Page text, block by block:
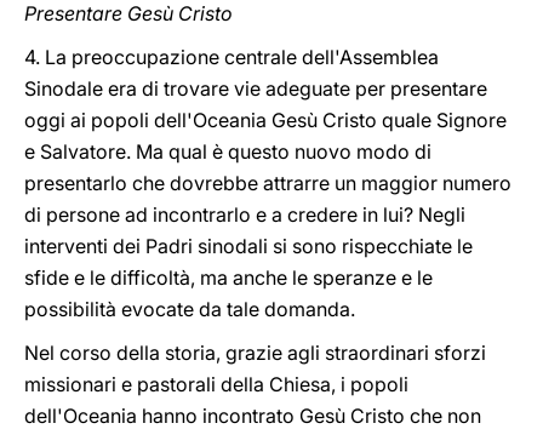
Presentare Gesù Cristo
4. La preoccupazione centrale dell'Assemblea
Sinodale era di trovare vie adeguate per presentare
oggi ai popoli dell'Oceania Gesù Cristo quale Signore
e Salvatore. Ma qual è questo nuovo modo di
presentarlo che dovrebbe attrarre un maggior numero
di persone ad incontrarlo e a credere in lui? Negli
interventi dei Padri sinodali si sono rispecchiate le
sfide e le difficoltà, ma anche le speranze e le
possibilità evocate da tale domanda.
Nel corso della storia, grazie agli straordinari sforzi
missionari e pastorali della Chiesa, i popoli
dell'Oceania hanno incontrato Gesù Cristo che non